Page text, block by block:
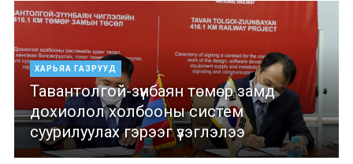
ХАРЬЯА ГАЗРУУД
Тавантолгой-зүүнбаян төмөр замд
дохиолол холбооны систем
суурилуулах гэрээг үзэглэлээ